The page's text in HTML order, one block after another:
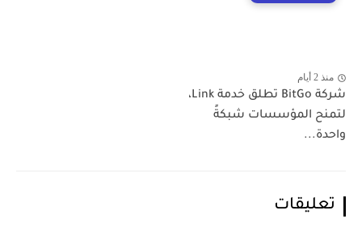
منذ 2 أيام
شركة BitGo تطلق خدمة Link،
لتمنح المؤسسات شبكةً
واحدة...
تعليقات